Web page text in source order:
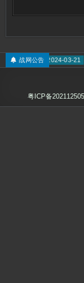
战网公告
奖 2024-03-21
粤ICP备